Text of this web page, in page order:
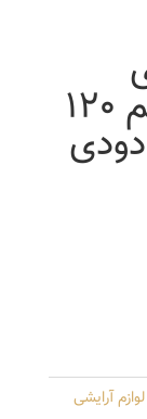
دودی شماره 7.1 حجم 120
لوازم آرایشی